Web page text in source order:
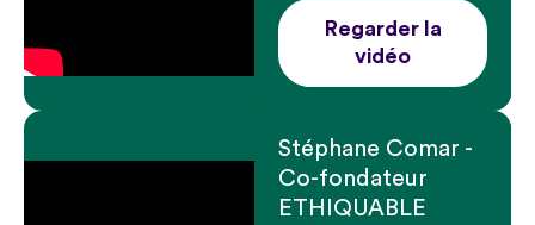
Regarder la
vidéo
Stéphane Comar -
Co-fondateur
ETHIQUABLE